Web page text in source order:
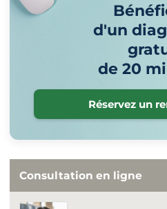
d'un
de 20
Réservez un
Consultation en ligne